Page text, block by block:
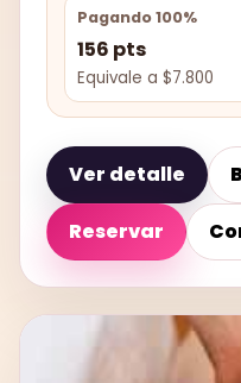
Pagando 100%
156 pts
Equivale a $7.800
Ver detalle
Reservar